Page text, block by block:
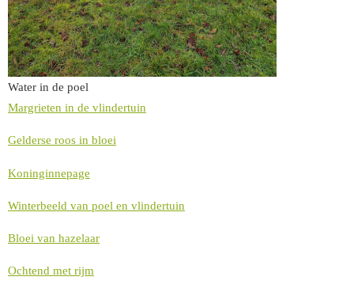
Water in de poel
Margrieten in de vlindertuin
Gelderse roos in bloei
Koninginnepage
Winterbeeld van poel en vlindertuin
Bloei van hazelaar
Ochtend met rijm